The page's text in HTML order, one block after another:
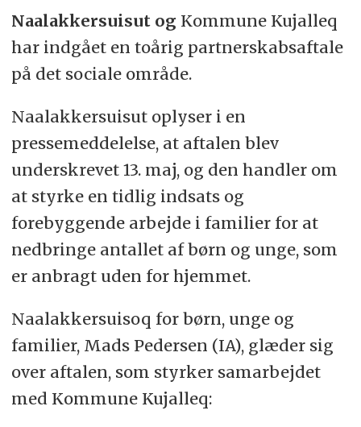
Naalakkersuisut og Kommune Kujalleq
har indgået en toårig partnerskabsaftale
på det sociale område.
Naalakkersuisut oplyser i en
pressemeddelelse, at aftalen blev
underskrevet 13. maj, og den handler om
at styrke en tidlig indsats og
forebyggende arbejde i familier for at
nedbringe antallet af børn og unge, som
er anbragt uden for hjemmet.
Naalakkersuisoq for børn, unge og
familier, Mads Pedersen (IA), glæder sig
over aftalen, som styrker samarbejdet
med Kommune Kujalleq: